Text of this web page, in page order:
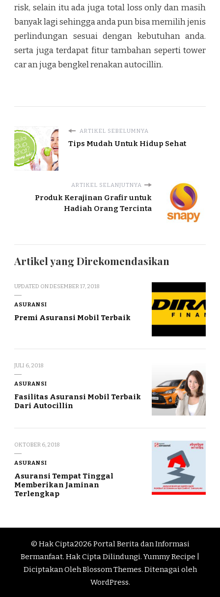
risk, selain itu ada juga total loss only dan masih
banyak lagi sehingga anda pun bisa memilih jenis
perlindungan sesuai dengan kebutuhan anda.
serta juga terdapat fitur tambahan seperti tower
car an juga bengkel renakan autocillin.
ARTIKEL SEBELUMNYA
Tips Mudah Untuk Hidup Sehat
ARTIKEL SELANJUTNYA
Produk Kerajinan Grafir untuk
Hadiah Orang Tercinta
Artikel yang Direkomendasikan
UPDATED ONDESEMBER 17, 2018
ASURANSI
Premi Asuransi Mobil Terbaik
JULI 6, 2018
ASURANSI
Fasilitas Asuransi Mobil Terbaik
Dari Autocillin
OKTOBER 6, 2018
ASURANSI
Asuransi Tempat Tinggal
Memberikan Jaminan
Terlengkap
© Hak Cipta2026 Portal Berita dan Informasi
Bermanfaat. Hak Cipta Dilindungi.Yummy Recipe |
Diciptakan OlehBlossom Themes. Ditenagai oleh
WordPress.